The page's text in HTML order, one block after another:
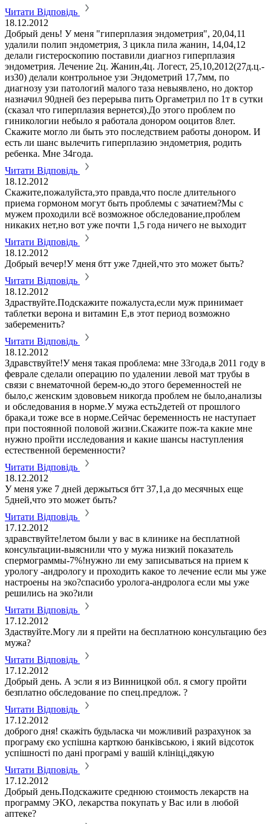
Читати Відповідь
18.12.2012
Добрый день! У меня "гиперплазия эндометрия", 20,04,11
удалили полип эндометрия, 3 цикла пила жанин, 14,04,12
делали гистероскопию поставили диагноз гиперплазия
эндометрия. Лечение 2ц. Жанин,4ц. Логест, 25,10,2012(27д.ц.-
из30) делали контрольное узи Эндометрий 17,7мм, по
диагнозу узи патологий малого таза невыявлено, но доктор
назначил 90дней без перерыва пить Оргаметрил по 1т в сутки
(сказал что гиперплазия вернется).До этого проблем по
гиникологии небыло я работала донором ооцитов 8лет.
Скажите могло ли быть это последствием работы донором. И
есть ли шанс вылечить гиперплазию эндометрия, родить
ребенка. Мне 34года.
Читати Відповідь
18.12.2012
Скажите,пожалуйста,это правда,что после длительного
приема гормоном могут быть проблемы с зачатием?Мы с
мужем проходили всё возможное обследование,проблем
никаких нет,но вот уже почти 1,5 года ничего не выходит
Читати Відповідь
18.12.2012
Добрый вечер!У меня бтт уже 7дней,что это может быть?
Читати Відповідь
18.12.2012
Здраствуйте.Подскажите пожалуста,если муж принимает
таблетки верона и витамин Е,в этот период возможно
забеременить?
Читати Відповідь
18.12.2012
Здравствуйте!У меня такая проблема: мне 33года,в 2011 году в
феврале сделали операцию по удалении левой мат трубы в
связи с внематочной берем-ю,до этого беременностей не
было,с женским здововьем никогда проблем не было,анализы
и обследования в норме.У мужа есть2детей от прошлого
брака,и тоже все в норме.Сейчас беременность не наступает
при постоянной половой жизни.Скажите пож-та какие мне
нужно пройти исследования и какие шансы наступления
естественной беременности?
Читати Відповідь
18.12.2012
У меня уже 7 дней держыться бтт 37,1,а до месячных еще
5дней,что это может быть?
Читати Відповідь
17.12.2012
здравствуйте!летом были у вас в клинике на бесплатной
консультации-выяснили что у мужа низкий показатель
спермограммы-7%!нужно ли ему записываться на прием к
урологу -андрологу и проходить какое то лечение если мы уже
настроены на эко?спасибо уролога-андролога если мы уже
решились на эко?или
Читати Відповідь
17.12.2012
Здаствуйте.Могу ли я прейти на бесплатною консультацию без
мужа?
Читати Відповідь
17.12.2012
Добрый день. А эсли я из Винницкой обл. я смогу пройти
безплатно обследование по спец.предлож. ?
Читати Відповідь
17.12.2012
доброго дня! скажіть будьласка чи можливий разрахунок за
програму єко успішна карткою банківською, і який відсоток
успішності по дані програмі у вашій клініці,дякую
Читати Відповідь
17.12.2012
Добрый день.Подскажите среднюю стоимость лекарств на
программу ЭКО, лекарства покупать у Вас или в любой
аптеке?